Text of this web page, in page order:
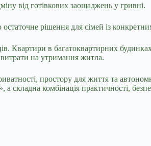
від готівкових заощаджень у гривні.
рішення для сімей із
Квартири в багатоквартирних
витрати на утримання житла.
простору для життя та
комбінація практичності,